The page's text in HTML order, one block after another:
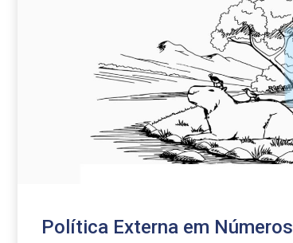
Política Externa em Números